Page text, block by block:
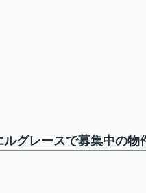
グレースで募集中の物